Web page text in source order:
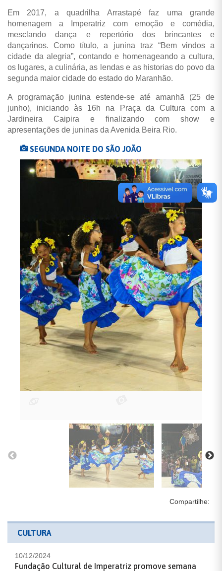
Em 2017, a quadrilha Arrastapé faz uma grande
homenagem a Imperatriz com emoção e comédia,
mesclando dança e repertório dos brincantes e
dançarinos. Como título, a junina traz “Bem vindos a
cidade da alegria”, contando e homenageando a cultura,
os lugares, a culinária, as lendas e as historias do povo da
segunda maior cidade do estado do Maranhão.
A programação junina estende-se até amanhã (25 de
junho), iniciando às 16h na Praça da Cultura com a
Jardineira Caipira e finalizando com show e
apresentações de juninas da Avenida Beira Rio.
SEGUNDA NOITE DO SÃO JOÃO
Compartilhe:
CULTURA
10/12/2024
Fundação Cultural de Imperatriz promove semana